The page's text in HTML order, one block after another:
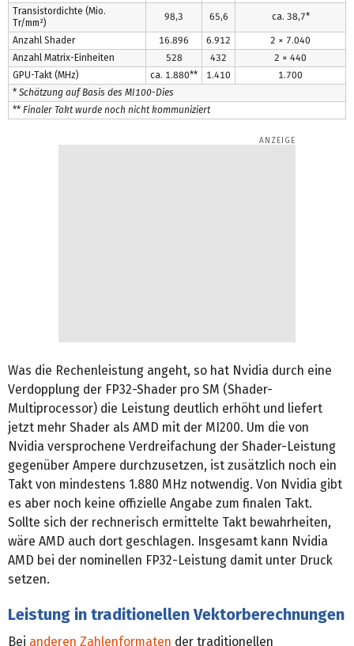
Transistordichte (Mio.
Tr/mm²)
98,3 65,6 ca. 38,7*
Anzahl Shader 16.896 6.912
2 × 7.040
Anzahl Matrix-Einheiten
528 432
2 × 440
GPU-Takt (MHz)
ca. 1.880** 1.410
1.700
* Schätzung auf Basis des MI100-Dies
** Finaler Takt wurde noch nicht kommuniziert
Was die Rechenleistung angeht, so hat Nvidia durch eine
Verdopplung der FP32-Shader pro SM (Shader-
Multiprocessor) die Leistung deutlich erhöht und liefert
jetzt mehr Shader als AMD mit der MI200. Um die von
Nvidia versprochene Verdreifachung der Shader-Leistung
gegenüber Ampere durchzusetzen, ist zusätzlich noch ein
Takt von mindestens 1.880 MHz notwendig. Von Nvidia gibt
es aber noch keine offizielle Angabe zum finalen Takt.
Sollte sich der rechnerisch ermittelte Takt bewahrheiten,
wäre AMD auch dort geschlagen. Insgesamt kann Nvidia
AMD bei der nominellen FP32-Leistung damit unter Druck
setzen.
Leistung in traditionellen Vektorberechnungen
Bei anderen Zahlenformaten der traditionellen